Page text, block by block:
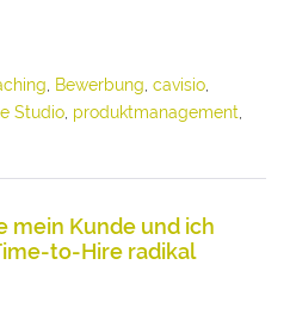
Bewerbung cavisio
Studio produktmanagement
mein Kunde und ich
to-Hire radikal